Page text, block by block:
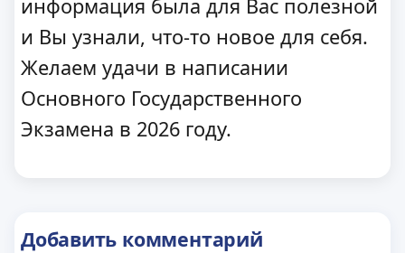
информация была для Вас полезной
и Вы узнали, что-то новое для себя.
Желаем удачи в написании
Основного Государственного
Экзамена в 2026 году.
Добавить комментарий